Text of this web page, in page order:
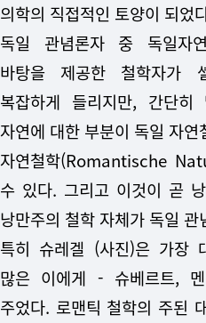
의학의 직접적인 토양이 되었
독일 관념론자 중 독일자
바탕을 제공한 철학자가
복잡하게 들리지만, 간단히
자연에 대한 부분이 독일 자
자연철학(Romantische
수 있다. 그리고 이것이 곧
낭만주의 철학 자체가 독일
특히 슈레겔 (사진)은 가장
많은 이에게 - 슈베르트,
주었다. 로맨틱 철학의 주된